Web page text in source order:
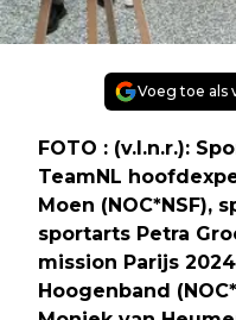
Voeg toe als
FOTO : (v.l.n.r.):
TeamNL
Moen (NOC*NSF),
sportarts Petra
mission Parijs
Hoogenband